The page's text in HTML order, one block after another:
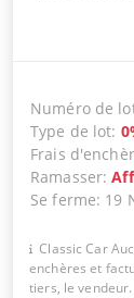
Numéro de
Type de lot: 0
Frais
Ramasser:
Se ferme: 19
Classic Car
enchères et
tiers, le vendeur.